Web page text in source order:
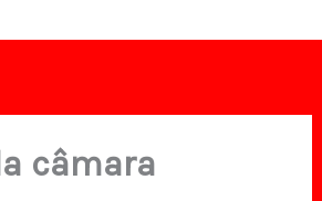
câmara